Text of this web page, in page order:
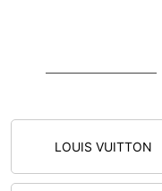
LOUIS VUITTON